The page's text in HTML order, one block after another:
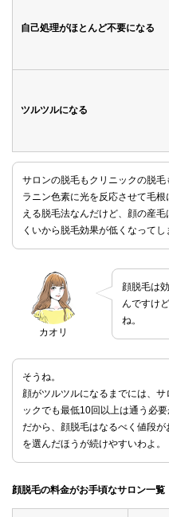
自己処理がほとんど不要になる
ツルツルになる
サロンの脱毛もクリニックの脱毛
ラニン色素に光を反応させて毛
える脱毛法なんだけど、顔の産毛
くいから脱毛効果が低くなってし
カオリ
顔脱毛は
んですけ
ね。
そうね。
顔がツルツルになるまでには、サ
ックでも最低10回以上は通う必要
だから、顔脱毛はなるべく値段が
を選んだほうが続けやすいわよ。
顔脱毛の料金がお手頃なサロン一覧